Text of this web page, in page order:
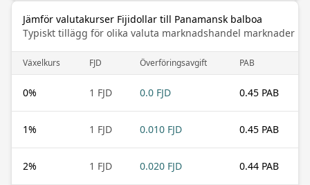
Jämför valutakurser Fijidollar till Panamansk balboa
Typiskt tillägg för olika valuta marknadshandel marknader
Växelkurs FJD Överföringsavgift PAB
0% 1 FJD 0.0 FJD 0.45 PAB
1% 1 FJD 0.010 FJD 0.45 PAB
2% 1 FJD 0.020 FJD 0.44 PAB